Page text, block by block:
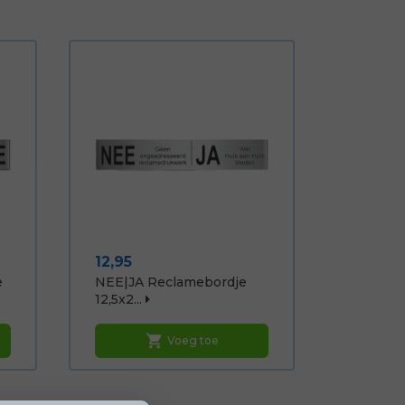
Prijs
12,95
NEE|JA Reclamebordje
12,5x2...
shopping_cart Voeg toe